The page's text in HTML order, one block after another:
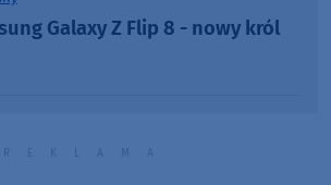
Galaxy Z Flip 8 - nowy król